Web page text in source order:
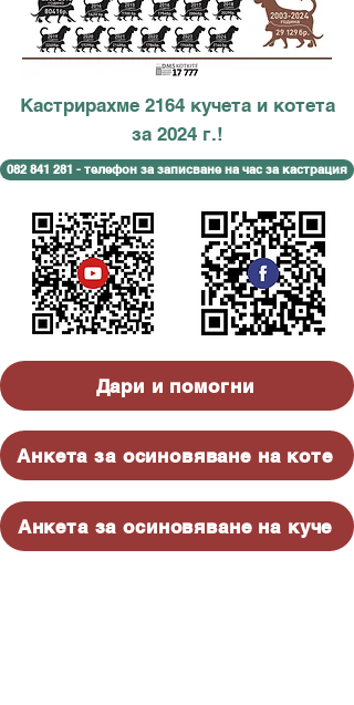
Кастрирахме 2164 кучета и котета
за 2024 г.!
082 841 281 - телефон за записване на час за кастрация
Дари и помогни
Анкета за осиновяване на коте
Анкета за осиновяване на куче